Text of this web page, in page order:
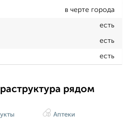
в черте города
есть
есть
есть
рядом
Аптеки